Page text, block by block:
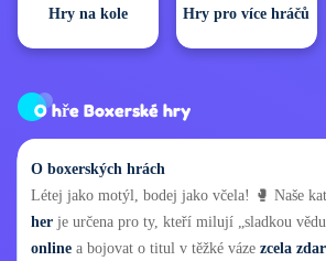
Hry na kole Hry pro více hráčů
O hře Boxerské hry
O boxerských hrách
Létej jako motýl, bodej jako včela! 🥊 Naše
her je určena pro ty, kteří milují „sladkou
online a bojovat o titul v těžké váze zcela